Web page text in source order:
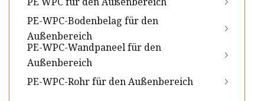
PE-WPC-Bodenbelag für den
Außenbereich
PE-WPC-Wandpaneel für den
Außenbereich
PE-WPC-Rohr für den Außenbereich